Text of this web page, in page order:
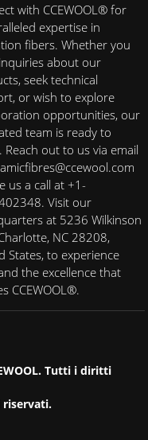
with CCEWOOL® for
expertise in
fibers. Whether you
about our
seek technical
or wish to explore
opportunities, our
team is ready to
Reach out to us via email
us a call at +1-
Visit our
at 5236 Wilkinson
NC 28208,
States, to experience
the excellence that
CCEWOOL®.
Tutti i diritti
riservati.